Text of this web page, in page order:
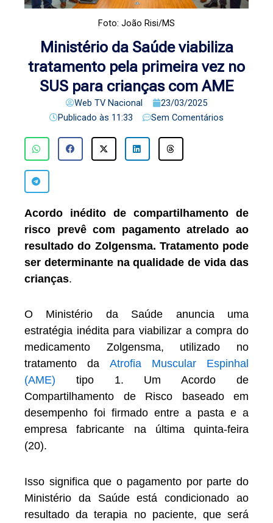
Foto: João Risi/MS
Ministério da Saúde viabiliza
tratamento pela primeira vez no
SUS para crianças com AME
Web TV Nacional
23/03/2025
Publicado às 11:33 Sem Comentários
Acordo inédito de compartilhamento de
risco prevê com pagamento atrelado ao
resultado do Zolgensma. Tratamento pode
ser determinante na qualidade de vida das
crianças.
O Ministério da Saúde anuncia uma
estratégia inédita para viabilizar a compra do
medicamento Zolgensma, utilizado no
tratamento da Atrofia Muscular Espinhal
(AME) tipo 1. Um Acordo de
Compartilhamento de Risco baseado em
desempenho foi firmado entre a pasta e a
empresa fabricante na última quinta-feira
(20).
Isso significa que o pagamento por parte do
Ministério da Saúde está condicionado ao
resultado da terapia no paciente, que será